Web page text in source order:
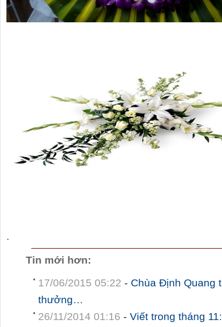
.
Tin mới hơn:
17/06/2015 05:22 - Chùa Định Quang
thưởng…
26/11/2014 01:16 -Viết trong tháng